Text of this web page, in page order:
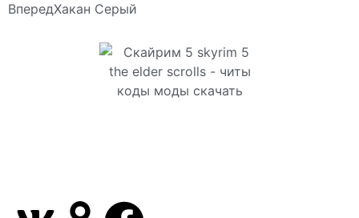
ВпередХакан Серый